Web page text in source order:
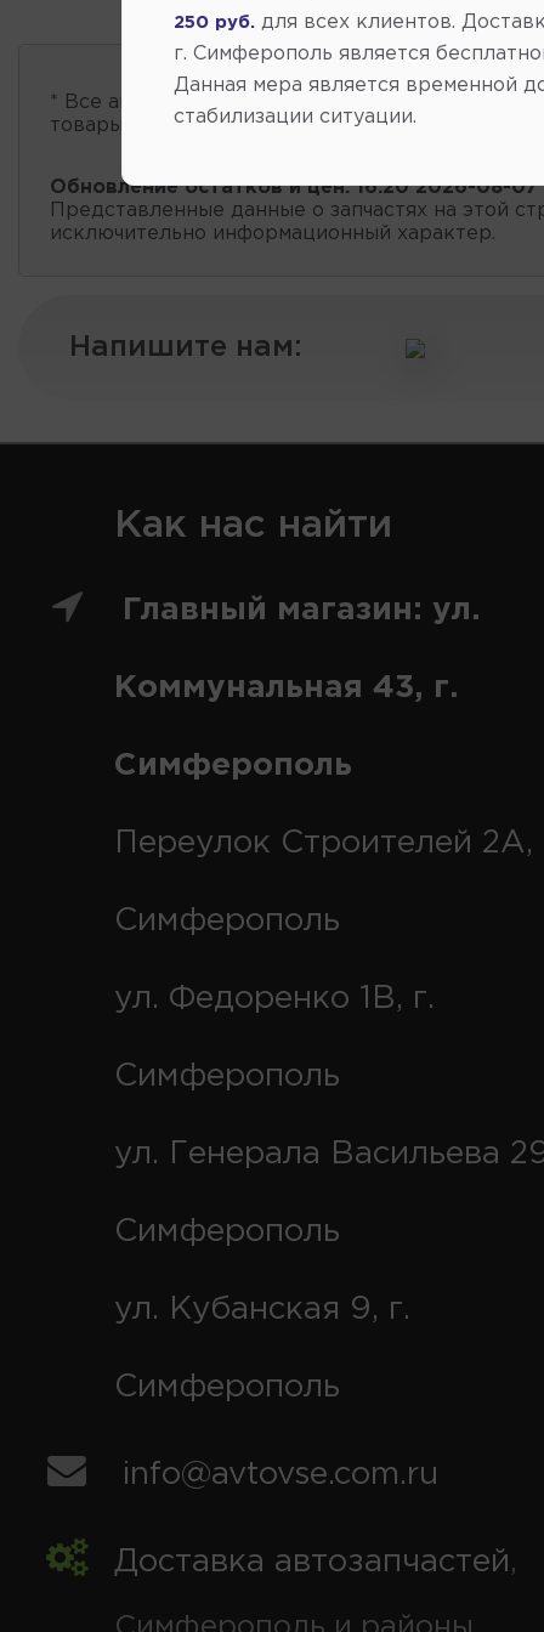
* Все автозапчасти
товары проходит несколько раз в сутки.
Обновление остатков и цен: 16:20 2026-08-07
Представленные данные о запчастях на этой
исключительно информационный характер.
Напишите нам:
Как нас найти
Главный магазин: ул.
Коммунальная 43, г.
Симферополь
Переулок Строителей 2А,
Симферополь
ул. Федоренко 1В, г.
Симферополь
ул. Генерала Васильева
Симферополь
ул. Кубанская 9, г.
Симферополь
info@avtovse.com.ru
Доставка автозапчастей,
250 руб. для всех клиентов.
г. Симферополь является
Данная мера является временной
стабилизации ситуации.